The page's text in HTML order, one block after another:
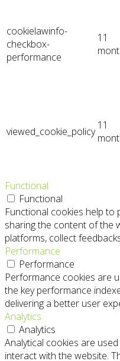
cookielawinfo-
checkbox-
performance
11
viewed_cookie_policy 11
Functional
Functional
Functional cookies help to
sharing the content of the
platforms, collect
Performance
Performance
Performance cookies are
the key performance
delivering a better user
Analytics
Analytics
Analytical cookies are
interact with the website.